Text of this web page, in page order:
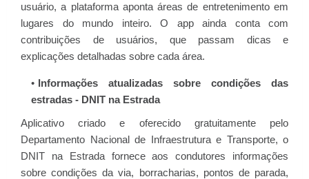
usuário, a plataforma aponta áreas de entretenimento em
lugares do mundo inteiro. O app ainda conta com
contribuições de usuários, que passam dicas e
explicações detalhadas sobre cada área.
Informações atualizadas sobre condições das
estradas - DNIT na Estrada
Aplicativo criado e oferecido gratuitamente pelo
Departamento Nacional de Infraestrutura e Transporte, o
DNIT na Estrada fornece aos condutores informações
sobre condições da via, borracharias, pontos de parada,